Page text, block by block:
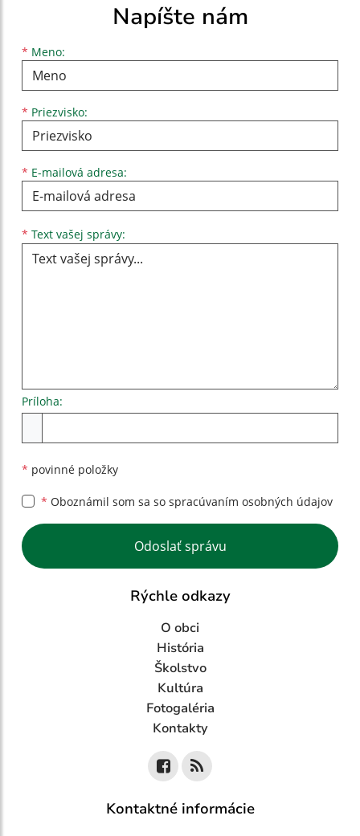
Napíšte nám
* Meno:
Meno
* Priezvisko:
Priezvisko
* E-mailová adresa:
E-mailová adresa
* Text vašej správy:
Príloha:
* povinné položky
* Oboznámil som sa so spracúvaním osobných údajov
Google reCaptcha Response
Odoslať správu
Rýchle odkazy
O obci
História
Školstvo
Kultúra
Fotogaléria
Kontakty
Kontaktné informácie